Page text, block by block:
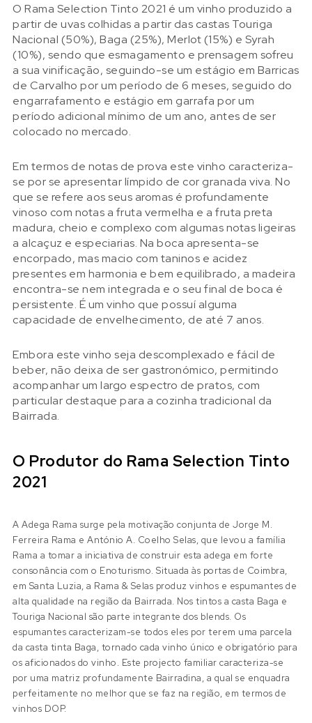
O Rama Selection Tinto 2021 é um vinho produzido a
partir de uvas colhidas a partir das castas Touriga
Nacional (50%), Baga (25%), Merlot (15%) e Syrah
(10%), sendo que esmagamento e prensagem sofreu
a sua vinificação, seguindo-se um estágio em Barricas
de Carvalho por um período de 6 meses, seguido do
engarrafamento e estágio em garrafa por um
período adicional mínimo de um ano, antes de ser
colocado no mercado.
Em termos de notas de prova este vinho caracteriza-
se por se apresentar límpido de cor granada viva. No
que se refere aos seus aromas é profundamente
vinoso com notas a fruta vermelha e a fruta preta
madura, cheio e complexo com algumas notas ligeiras
a alcaçuz e especiarias. Na boca apresenta-se
encorpado, mas macio com taninos e acidez
presentes em harmonia e bem equilibrado, a madeira
encontra-se nem integrada e o seu final de boca é
persistente. É um vinho que possuí alguma
capacidade de envelhecimento, de até 7 anos.
Embora este vinho seja descomplexado e fácil de
beber, não deixa de ser gastronómico, permitindo
acompanhar um largo espectro de pratos, com
particular destaque para a cozinha tradicional da
Bairrada.
O Produtor do Rama Selection Tinto
2021
A Adega Rama surge pela motivação conjunta de Jorge M.
Ferreira Rama e António A. Coelho Selas, que levou a família
Rama a tomar a iniciativa de construir esta adega em forte
consonância com o Enoturismo. Situada às portas de Coimbra,
em Santa Luzia, a Rama & Selas produz vinhos e espumantes de
alta qualidade na região da Bairrada. Nos tintos a casta Baga e
Touriga Nacional são parte integrante dos blends. Os
espumantes caracterizam-se todos eles por terem uma parcela
da casta tinta Baga, tornado cada vinho único e obrigatório para
os aficionados do vinho. Este projecto familiar caracteriza-se
por uma matriz profundamente Bairradina, a qual se enquadra
perfeitamente no melhor que se faz na região, em termos de
vinhos DOP.